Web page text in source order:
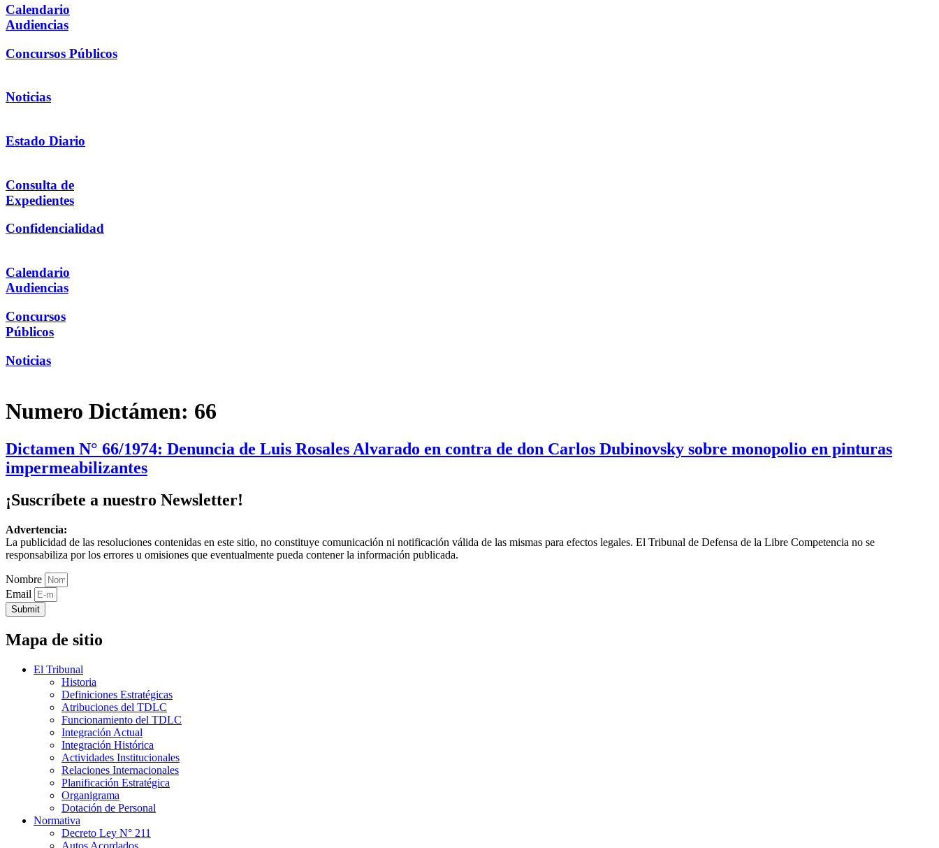
Calendario
Audiencias
Concursos Públicos
Noticias
Estado Diario
Consulta de
Expedientes
Confidencialidad
Calendario
Audiencias
Concursos
Públicos
Noticias
Numero Dictámen: 66
Dictamen N° 66/1974: Denuncia de Luis Rosales Alvarado en contra de don Carlos Dubinovsky sobre monopolio en pinturas
impermeabilizantes
¡Suscríbete a nuestro Newsletter!
Advertencia:
La publicidad de las resoluciones contenidas en este sitio, no constituye comunicación ni notificación válida de las mismas para efectos legales. El Tribunal de Defensa de la Libre Competencia no se
responsabiliza por los errores u omisiones que eventualmente pueda contener la información publicada.
Nombre
Email
Submit
Mapa de sitio
El Tribunal
Historia
Definiciones Estratégicas
Atribuciones del TDLC
Funcionamiento del TDLC
Integración Actual
Integración Histórica
Actividades Institucionales
Relaciones Internacionales
Planificación Estratégica
Organigrama
Dotación de Personal
Normativa
Decreto Ley N° 211